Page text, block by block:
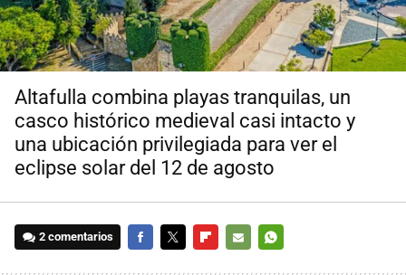
Altafulla combina playas tranquilas, un
casco histórico medieval casi intacto y
una ubicación privilegiada para ver el
eclipse solar del 12 de agosto
2 comentarios